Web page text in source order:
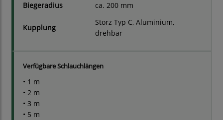
Biegeradius
ca. 200 mm
Kupplung
Storz Typ C, Aluminium,
drehbar
Verfügbare Schlauchlängen
• 1 m
• 2 m
• 3 m
• 5 m